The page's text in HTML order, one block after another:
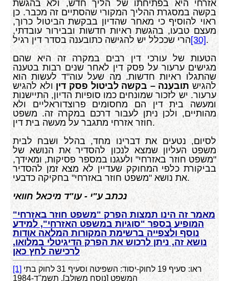
אזרחי היא בפתיחתו של הליך חדש, ולא בהגשת
בקשה במסגרת ההליך המקורי שהסתיים זה מכבר. כן
ראוי להוסיף כי מאחר שהדיון בבקשת הביטול כרוך,
מעצם טבעו, בהגשת ראיות חדשות ובבירור עובדתי,
הרי שככלל יש להגישה כתובענה בסדר דין רגיל[30].
הטעות של עורכי דין רבים במקרה זה היא שהם
מגישים ערעור על פסק דין לאחר שנים רבות בטענה
שהתגלו ראיות חדשות. מה שעל עוה"ד לעשות הוא
להגיש תובענה – בקשה לביטול פסק דין ולא להגיש
ערעור. יש לזכור שמונחים כמו סופיות הדיון, התיישנות
ומעשה בית דין הם מחסומים פרוצדוראליים ולא
מהותיים, ולכן ניתן לעבור דרכם במקרה זה. משפט
חוזר אזרחי מתגבר על מעשה בית דין.
לסיום, נטעים את דברינו מחד, בהלל ושבח לבית
משפט העליון שמצא לנכון להסדיר את הנושא של
"משפט חוזר באזרחי" ולעגנו במספר פסיקות, ומאידך,
בביקורת כלפי המחוקק שעדיין לא מצא זמן להסדיר
את נושא "משפט חוזר באזרחי" בחקיקה כדבעי.
נכתב ע"י - עו"ד מיכאל חוואי
מאמר זה הינו תמצות הפרק "משפט חוזר באזרחי"
המופיע בספר "סוגיות במשפט האזרחי", למידע
נוסף ולצפייה ברשימת המקורות המלאה אודות
נושא זה, ניתן לרכוש את הפרק הדיגיטלי במלואו,
לרכישה לחץ כאן
[1]
המשפט [נוסח משולב], תשמ"ד-1984